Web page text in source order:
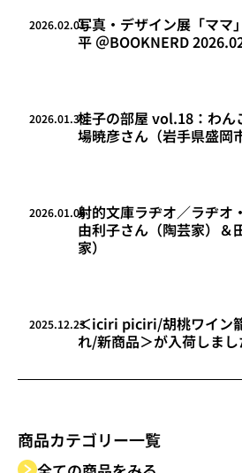
商品カテゴリー一覧
2026.02.01写真・デザイン展「ママ
平 ＠BOOKNERD
2026.01.30桂子の部屋 vol.18：わん
場暁彦さん（岩手県盛岡
2026.01.06射的文庫ラヂオ／ラヂオ
由利子さん（陶芸家）＆
家）
2025.12.23＜iciri piciri/胡桃ワイン
れ/新商品＞が入荷しまし